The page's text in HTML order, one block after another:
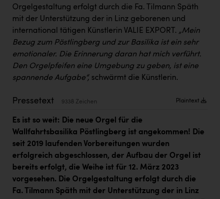
Jane Goodall Institute Austria
Kärcher
Karin Liedl
KEBA
KIWI Kinderwunsch Institut Dr. Loimer
KLIPP Frisör
Kleider Bauer
Kremsmüller Anlagenbau GmbH
Maximarkt
Oldtimer Raststationen und Motorhotels
Österreichischer Kachelofenverband
Orgelgestaltung erfolgt durch die Fa. Tilmann Späth
mit der Unterstützung der in Linz geborenen und
international tätigen Künstlerin VALIE EXPORT. „Mein
Bezug zum Pöstlingberg und zur Basilika ist ein sehr
emotionaler. Die Erinnerung daran hat mich verführt.
Den Orgelpfeifen eine Umgebung zu geben, ist eine
spannende Aufgabe“, schwärmt die Künstlerin.
Pressetext 9338 Zeichen Plaintext
Es ist so weit: Die neue Orgel für die
Wallfahrtsbasilika Pöstlingberg ist angekommen! Die
seit 2019 laufenden Vorbereitungen wurden
erfolgreich abgeschlossen, der Aufbau der Orgel ist
bereits erfolgt, die Weihe ist für 12. März 2023
vorgesehen. Die Orgelgestaltung erfolgt durch die
Fa. Tilmann Späth mit der Unterstützung der in Linz